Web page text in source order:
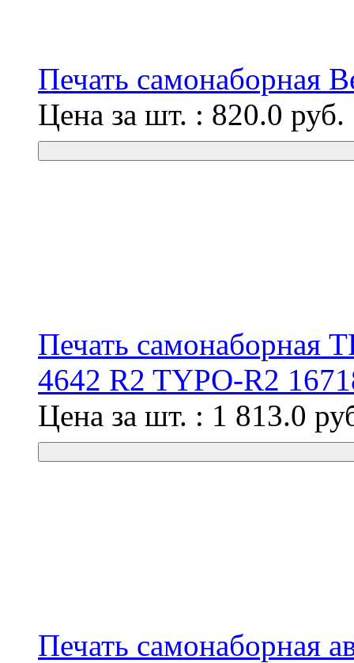
Печать самонаборная
Цена за шт. : 820.0 руб.
Печать самонаборная
4642 R2 TYPO-R2
Цена за шт. : 1 813.0
Печать самонаборная